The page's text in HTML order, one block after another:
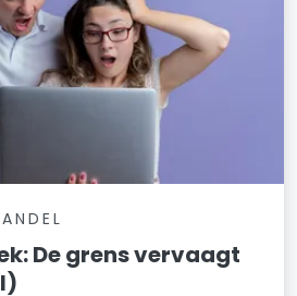
De grens vervaagt